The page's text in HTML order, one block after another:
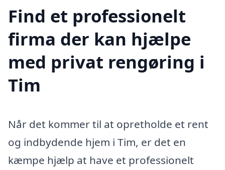
Find et professionelt
firma der kan hjælpe
med privat rengøring i
Tim
Når det kommer til at opretholde et rent
og indbydende hjem i Tim, er det en
kæmpe hjælp at have et professionelt